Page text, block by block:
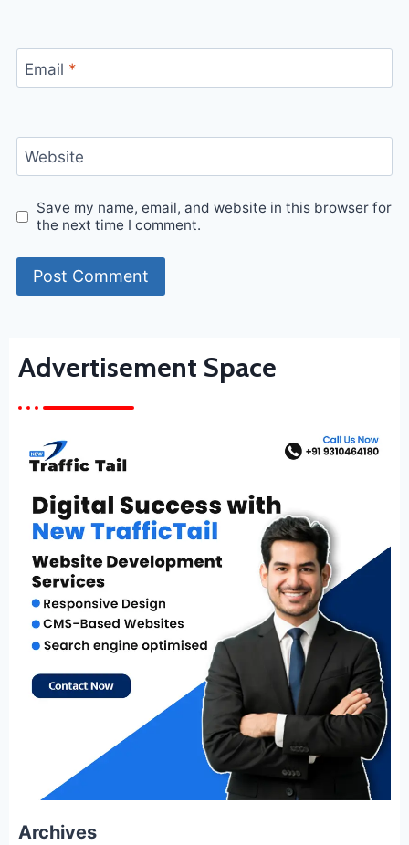
Email *
Website
Save my name, email, and website in this browser for
the next time I comment.
Advertisement Space
Archives